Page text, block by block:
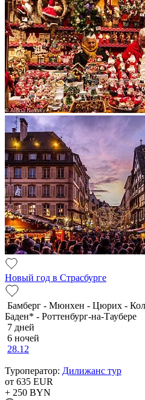
Новый год в Страсбурге
Бамберг - Мюнхен - Цюрих -
Баден* - Роттенбург-на-Таубере
7 дней
6 ночей
28.12
Туроператор: Дилижанс тур
от 635 EUR
+ 250 BYN